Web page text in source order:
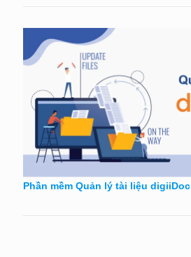
Phần mềm Quản lý tài liệu digiiDoc